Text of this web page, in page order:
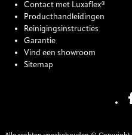
Contact met Luxaflex®
Producthandleidingen
Reinigingsinstructies
Garantie
Vind een showroom
Sitemap